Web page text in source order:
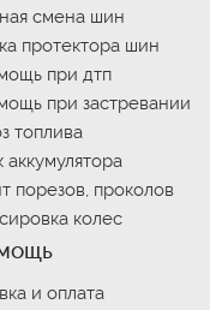
смена шин
протектора шин
при дтп
при застревании
топлива
аккумулятора
порезов, проколов
колес
и оплата